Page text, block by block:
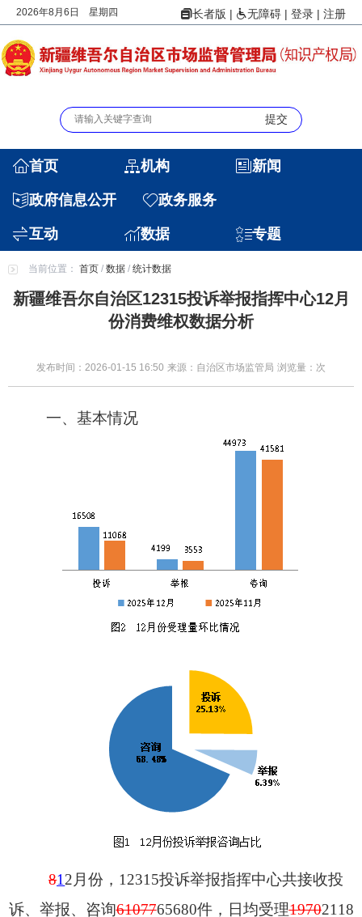
2026年8月6日 星期四 长者版 | 无障碍 | 登录 | 注册
首页 机构 新闻
政府信息公开 政务服务
互动 数据 专题
当前位置： 首页 / 数据 / 统计数据
新疆维吾尔自治区12315投诉举报指挥中心12月
份消费维权数据分析
发布时间：2026-01-15 16:50 来源：自治区市场监管局 浏览量： 次
一、基本情况
81 2 月份， 12315投诉举报指挥中心共接收投
诉、举报、咨询6107765680件，日均受理19702118